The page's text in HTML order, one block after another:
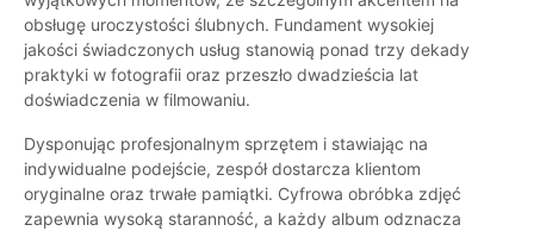
obsługę uroczystości ślubnych. Fundament wysokiej
jakości świadczonych usług stanowią ponad trzy dekady
praktyki w fotografii oraz przeszło dwadzieścia lat
doświadczenia w filmowaniu.
Dysponując profesjonalnym sprzętem i stawiając na
indywidualne podejście, zespół dostarcza klientom
oryginalne oraz trwałe pamiątki. Cyfrowa obróbka zdjęć
zapewnia wysoką staranność, a każdy album odznacza